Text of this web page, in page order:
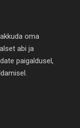
oma
abi ja
paigaldusel,